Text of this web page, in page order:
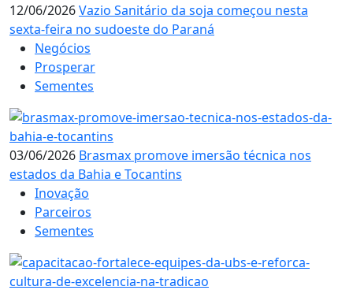
12/06/2026Vazio Sanitário da soja começou nesta
sexta-feira no sudoeste do Paraná
Negócios
Prosperar
Sementes
03/06/2026 Brasmax promove imersão técnica nos
estados da Bahia e Tocantins
Inovação
Parceiros
Sementes